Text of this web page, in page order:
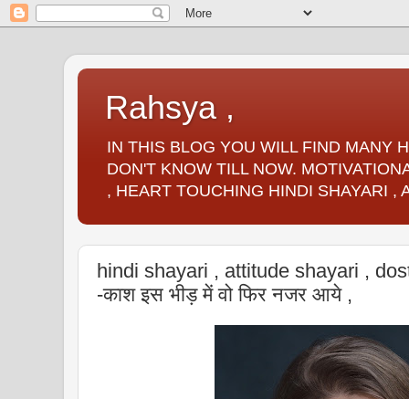
Rahsya ,
IN THIS BLOG YOU WILL FIND MANY
DON'T KNOW TILL NOW.
, HEART TOUCHING HINDI SHAYARI ,
hindi shayari , attitude shayari ,
-काश इस भीड़ में वो फिर नजर आये ,